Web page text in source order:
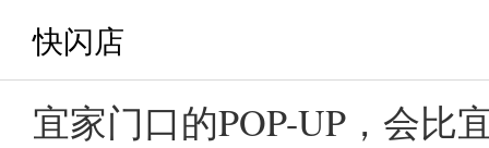
快闪店
宜家门口的POP-UP，会比